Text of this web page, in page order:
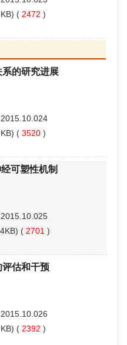
( 2472 )
的研究进展
( 3520 )
可塑性机制
( 2701 )
估和干预
( 2392 )